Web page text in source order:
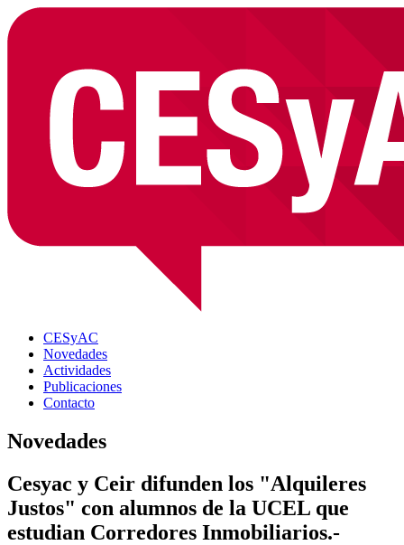
CESyAC
Novedades
Actividades
Publicaciones
Contacto
Novedades
Cesyac y Ceir difunden los "Alquileres
Justos" con alumnos de la UCEL que
estudian Corredores Inmobiliarios.-